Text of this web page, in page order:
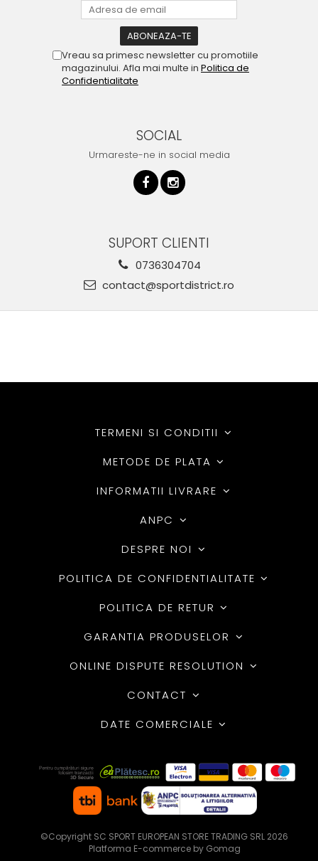
Vreau sa primesc newsletter cu promotiile
magazinului. Afla mai multe in Politica de
Confidentialitate
SOCIAL
Urmareste-ne in social media
SUPORT CLIENTI
0736304704
contact@sportdistrict.ro
TERMENI SI CONDITII
METODE DE PLATA
INFORMATII LIVRARE
ANPC
DESPRE NOI
POLITICA DE CONFIDENTIALITATE
POLITICA DE RETUR
GARANTIA PRODUSELOR
ONLINE DISPUTE RESOLUTION
CONTACT
DATE COMERCIALE
©Copyright SC SPORT EUROPEAN STORE TRADING SRL 2026
Platforma E-commerce by Gomag